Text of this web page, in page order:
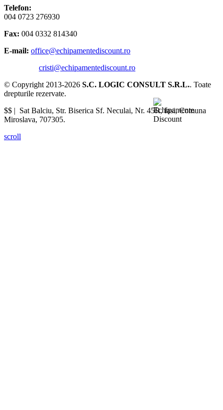
Telefon:
004 0723 276930
Fax: 004 0332 814340
E-mail: office@echipamentediscount.ro
cristi@echipamentediscount.ro
© Copyright 2013-2026 S.C. LOGIC CONSULT S.R.L.. Toate
drepturile rezervate.
$$ | Sat Balciu, Str. Biserica Sf. Neculai, Nr. 45R,Iasi,Comuna
Miroslava, 707305.
scroll